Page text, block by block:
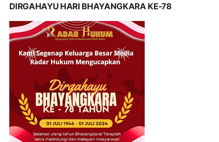
DIRGAHAYU HARI BHAYANGKARA KE-78